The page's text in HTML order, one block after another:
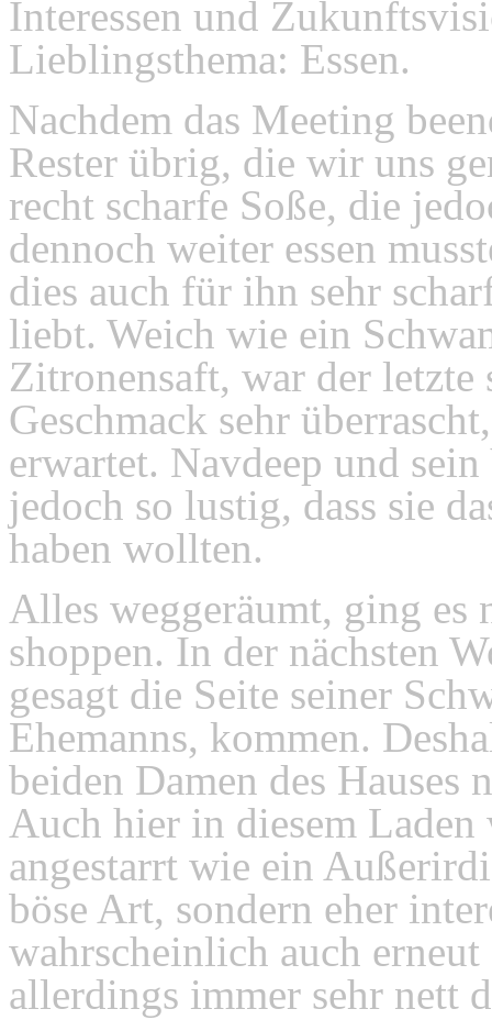
Interessen und
Lieblingsthema: Essen.
Nachdem das Meeting
Rester übrig, die wir uns
recht scharfe Soße, die
dennoch weiter essen
dies auch für ihn sehr
liebt. Weich wie ein
Zitronensaft, war der letzte
Geschmack sehr
erwartet. Navdeep und
jedoch so lustig, dass sie
haben wollten.
Alles weggeräumt, ging es
shoppen. In der nächsten
gesagt die Seite seiner
Ehemanns, kommen.
beiden Damen des Hauses
Auch hier in diesem Laden
angestarrt wie ein
böse Art, sondern eher
wahrscheinlich auch
allerdings immer sehr nett